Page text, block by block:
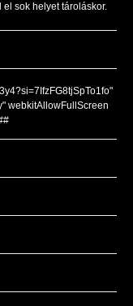
el sok helyet tároláskor.
webkitAllowFullScreen